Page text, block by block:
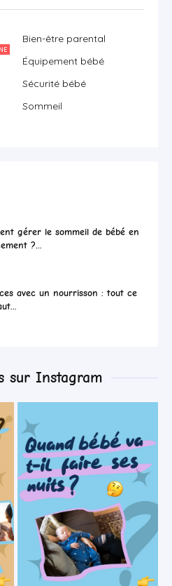
Bien-être parental
Équipement bébé
Sécurité bébé
Sommeil
gérer le sommeil de bébé en
?...
avec un nourrisson : tout ce
sur Instagram